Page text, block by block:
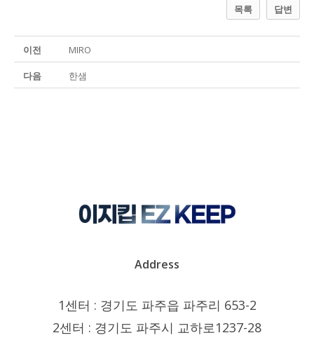
목록 답변
이전 MIRO
다음 한샘
Address
1센터 : 경기도 파주읍 파주리 653-2
2센터 : 경기도 파주시 교하로1237-28